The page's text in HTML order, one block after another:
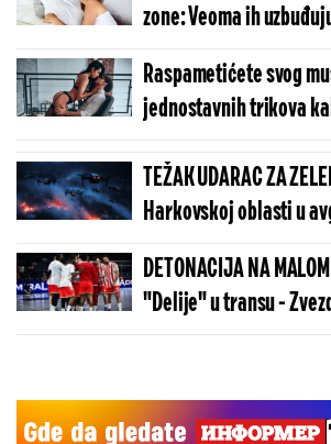
zone: Veoma ih
partnerku koja zna ove
Raspametićete svog
jednostavnih trikova
strasti u krevetu
TEŽAK UDARAC ZA
Harkovskoj oblasti u
više od 100 „baba jaga“
DETONACIJA NA
"Delije" u transu -
Real Madrida!